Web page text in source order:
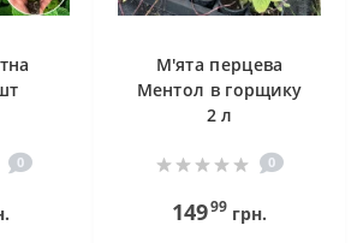
0
М'ята перцева
Ментол в горщику
2 л
0
14999 грн.